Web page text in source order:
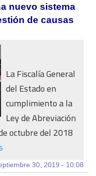
nuevo sistema
de causas
La Fiscalía General
del Estado en
cumplimiento a la
Ley de Abreviación
octubre del 2018
30, 2019 - 10:08